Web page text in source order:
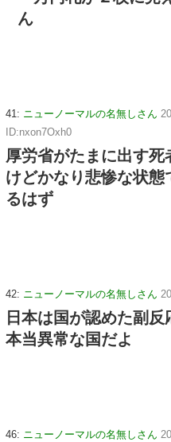
ん
41: ニューノーマルの名無しさん
ID:nxon7Oxh0
厚労省がたまに出す
けどかなり悲惨な状
るはず
42: ニューノーマルの名無しさん
日本は国が認めた副
本当異常な国だよ
46: ニューノーマルの名無しさん